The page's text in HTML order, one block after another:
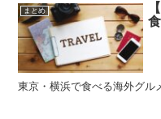
まとめ
東京・横浜で食べる海外グル